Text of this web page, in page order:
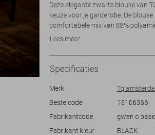
Deze elegante zwarte blouse van
keuze voor je garderobe. De
comfortabele mix van 88%
een soepele pasvorm en een
tijdloze uitstraling. De lange
kledingstuk geschikt voor zowel
De subtiele zwarte kleur van deze
een jeans voor een ontspannen
voor een meer zakelijke outfit. De
stijlvol detail toe, terwijl de normale
Lees meer
Specificaties
Merk
Tq
Bestelcode
15106366
Fabrikantcode
gwen o
Fabrikant kleur
BLACK